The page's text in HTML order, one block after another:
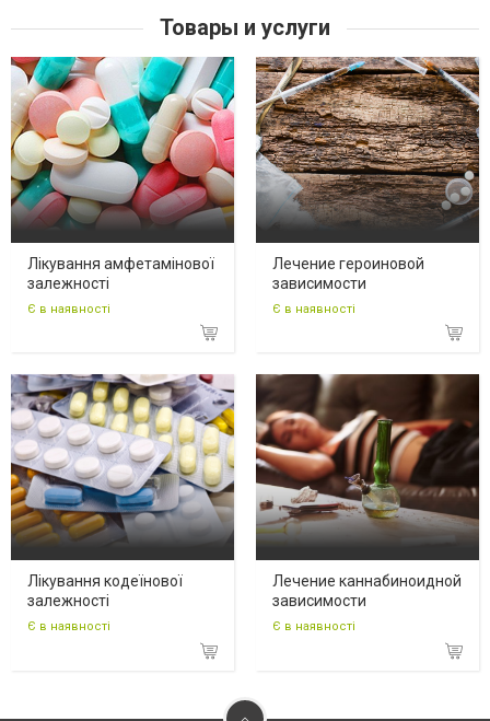
Товары и услуги
Лікування амфетамінової
залежності
Є в наявності
Лечение героиновой
зависимости
Є в наявності
Лікування кодеїнової
залежності
Є в наявності
Лечение каннабиноидной
зависимости
Є в наявності